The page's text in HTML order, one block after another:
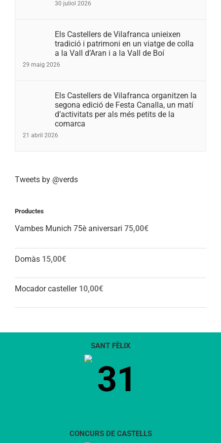
30 juliol 2026
Els Castellers de Vilafranca unieixen
tradició i patrimoni en un viatge de colla
a la Vall d’Aran i a la Vall de Boí
29 maig 2026
Els Castellers de Vilafranca organitzen la
segona edició de Festa Canalla, un matí
d’activitats per als més petits de la
comarca
21 abril 2026
Tweets by @verds
Productes
Vambes Munich 75è aniversari 75,00€
Domàs 15,00€
Mocador casteller 10,00€
SANT FÈLIX
31
CONCURS DE CASTELLS